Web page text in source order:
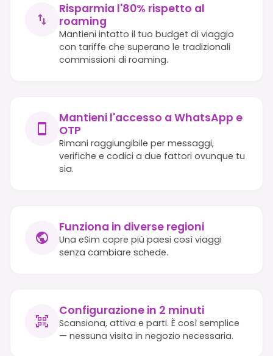
Risparmia l'80% rispetto al
roaming
Mantieni intatto il tuo budget di viaggio
con tariffe che superano le tradizionali
commissioni di roaming.
Mantieni l'accesso a WhatsApp e
OTP
Rimani raggiungibile per messaggi,
verifiche e codici a due fattori ovunque tu
sia.
Funziona in diverse regioni
Una eSim copre più paesi così viaggi
senza cambiare schede.
Configurazione in 2 minuti
Scansiona, attiva e parti. È così semplice
— nessuna visita in negozio necessaria.